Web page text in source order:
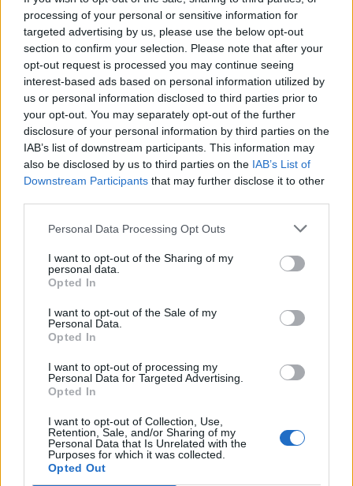
processing of your personal or sensitive information for
targeted advertising by us, please use the below opt-out
section to confirm your selection. Please note that after your
opt-out request is processed you may continue seeing
interest-based ads based on personal information utilized by
us or personal information disclosed to third parties prior to
your opt-out. You may separately opt-out of the further
disclosure of your personal information by third parties on the
IAB’s list of downstream participants. This information may
also be disclosed by us to third parties on the IAB’s List of
Downstream Participants that may further disclose it to other
Personal Data Processing Opt Outs
I want to opt-out of the Sharing of my
personal data.
Opted In
I want to opt-out of the Sale of my
Personal Data.
Opted In
I want to opt-out of processing my
Personal Data for Targeted Advertising.
Opted In
I want to opt-out of Collection, Use,
Retention, Sale, and/or Sharing of my
Personal Data that Is Unrelated with the
Purposes for which it was collected.
Opted Out